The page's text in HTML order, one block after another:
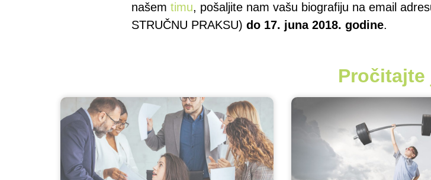
našem timu, pošaljite nam vašu biografiju na email
STRUČNU PRAKSU) do 17. juna 2018. godine.
Pročitajte